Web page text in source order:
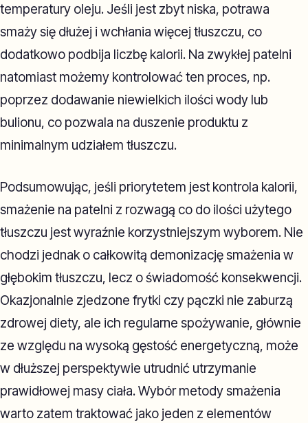
temperatury oleju. Jeśli jest zbyt niska, potrawa
smaży się dłużej i wchłania więcej tłuszczu, co
dodatkowo podbija liczbę kalorii. Na zwykłej patelni
natomiast możemy kontrolować ten proces, np.
poprzez dodawanie niewielkich ilości wody lub
bulionu, co pozwala na duszenie produktu z
minimalnym udziałem tłuszczu.
Podsumowując, jeśli priorytetem jest kontrola kalorii,
smażenie na patelni z rozwagą co do ilości użytego
tłuszczu jest wyraźnie korzystniejszym wyborem. Nie
chodzi jednak o całkowitą demonizację smażenia w
głębokim tłuszczu, lecz o świadomość konsekwencji.
Okazjonalnie zjedzone frytki czy pączki nie zaburzą
zdrowej diety, ale ich regularne spożywanie, głównie
ze względu na wysoką gęstość energetyczną, może
w dłuższej perspektywie utrudnić utrzymanie
prawidłowej masy ciała. Wybór metody smażenia
warto zatem traktować jako jeden z elementów